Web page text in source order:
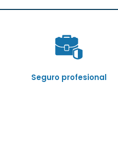
Seguro profesional